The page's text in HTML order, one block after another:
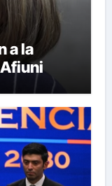
a la